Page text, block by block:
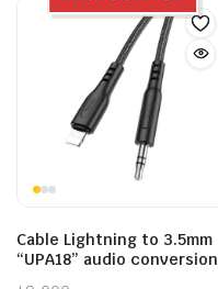
Cable Lightning to 3.5mm
“UPA18” audio conversion